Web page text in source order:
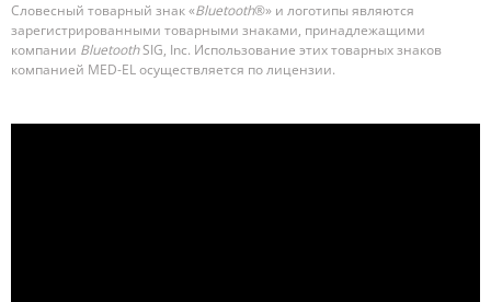
Словесный товарный знак «Bluetooth®» и логотипы являются
зарегистрированными товарными знаками, принадлежащими
компании BluetoothSIG, Inc. Использование этих товарных знаков
компанией MED-EL осуществляется по лицензии.